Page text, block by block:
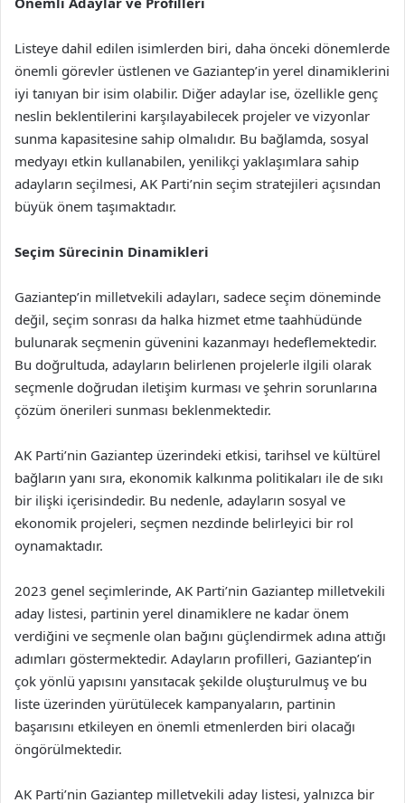
Listeye dahil edilen isimlerden biri, daha önceki dönemlerde
önemli görevler üstlenen ve Gaziantep’in yerel dinamiklerini
iyi tanıyan bir isim olabilir. Diğer adaylar ise, özellikle genç
neslin beklentilerini karşılayabilecek projeler ve vizyonlar
sunma kapasitesine sahip olmalıdır. Bu bağlamda, sosyal
medyayı etkin kullanabilen, yenilikçi yaklaşımlara sahip
adayların seçilmesi, AK Parti’nin seçim stratejileri açısından
büyük önem taşımaktadır.
Seçim Sürecinin Dinamikleri
Gaziantep’in milletvekili adayları, sadece seçim döneminde
değil, seçim sonrası da halka hizmet etme taahhüdünde
bulunarak seçmenin güvenini kazanmayı hedeflemektedir.
Bu doğrultuda, adayların belirlenen projelerle ilgili olarak
seçmenle doğrudan iletişim kurması ve şehrin sorunlarına
çözüm önerileri sunması beklenmektedir.
AK Parti’nin Gaziantep üzerindeki etkisi, tarihsel ve kültürel
bağların yanı sıra, ekonomik kalkınma politikaları ile de sıkı
bir ilişki içerisindedir. Bu nedenle, adayların sosyal ve
ekonomik projeleri, seçmen nezdinde belirleyici bir rol
oynamaktadır.
2023 genel seçimlerinde, AK Parti’nin Gaziantep milletvekili
aday listesi, partinin yerel dinamiklere ne kadar önem
verdiğini ve seçmenle olan bağını güçlendirmek adına attığı
adımları göstermektedir. Adayların profilleri, Gaziantep’in
çok yönlü yapısını yansıtacak şekilde oluşturulmuş ve bu
liste üzerinden yürütülecek kampanyaların, partinin
başarısını etkileyen en önemli etmenlerden biri olacağı
öngörülmektedir.
AK Parti’nin Gaziantep milletvekili aday listesi, yalnızca bir